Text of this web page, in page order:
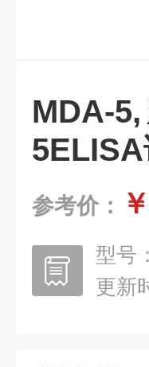
MDA-
参考价：
型号：
更新